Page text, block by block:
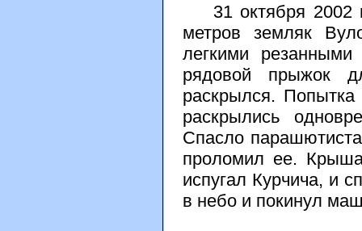
31 октября 2002
метров земляк
легкими
рядовой прыжок
раскрылся.
раскрылись
Спасло
проломил ее.
испугал Курчича, и
в небо и покинул